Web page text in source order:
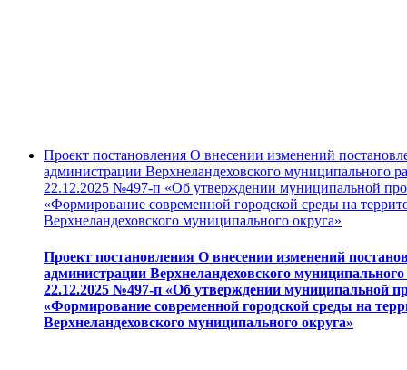
Проект постановления О внесении изменений
администрации Верхнеландеховского муниципального
22.12.2025 №497-п «Об утверждении муниципальной
«Формирование современной городской среды на
Верхнеландеховского муниципального округа»
Проект постановления О внесении изменений
администрации Верхнеландеховского
22.12.2025 №497-п «Об утверждении муниципальной
«Формирование современной городской среды на
Верхнеландеховского муниципального округа»